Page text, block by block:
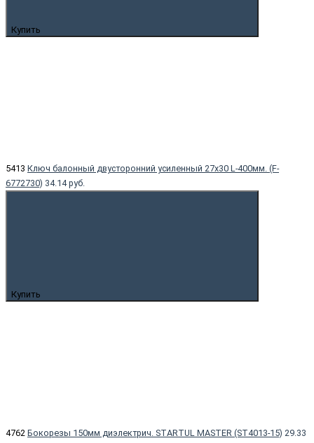
Купить
5413 Ключ балонный двусторонний усиленный 27х30 L-400мм. (F-
6772730) 34.14 руб.
Купить
4762 Бокорезы 150мм диэлектрич. STARTUL MASTER (ST4013-15) 29.33